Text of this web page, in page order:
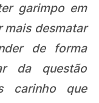
garimpo em
mais desmatar
de forma
da questão
carinho que